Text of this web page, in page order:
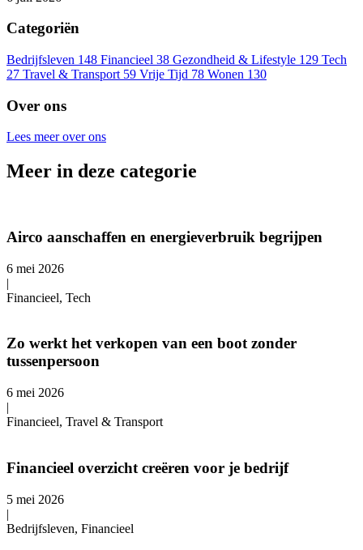
Categoriën
Bedrijfsleven 148 Financieel 38 Gezondheid & Lifestyle 129 Tech
27 Travel & Transport 59 Vrije Tijd 78 Wonen 130
Over ons
Lees meer over ons
Meer in deze categorie
Airco aanschaffen en energieverbruik begrijpen
6 mei 2026
|
Financieel, Tech
Zo werkt het verkopen van een boot zonder
tussenpersoon
6 mei 2026
|
Financieel, Travel & Transport
Financieel overzicht creëren voor je bedrijf
5 mei 2026
|
Bedrijfsleven, Financieel